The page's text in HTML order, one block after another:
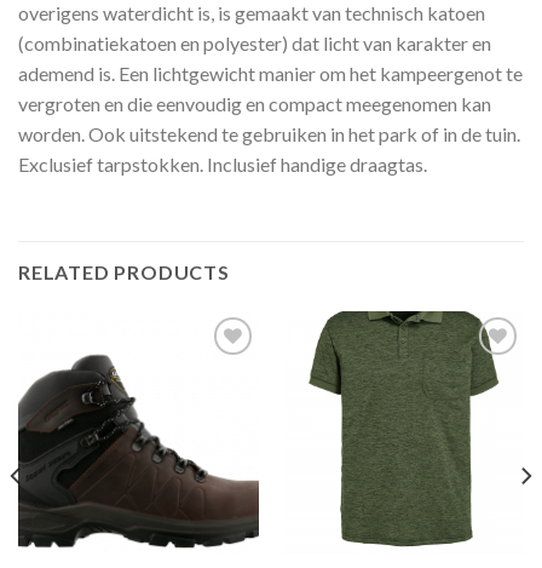
overigens waterdicht is, is gemaakt van technisch katoen
(combinatiekatoen en polyester) dat licht van karakter en
ademend is. Een lichtgewicht manier om het kampeergenot te
vergroten en die eenvoudig en compact meegenomen kan
worden. Ook uitstekend te gebruiken in het park of in de tuin.
Exclusief tarpstokken. Inclusief handige draagtas.
RELATED PRODUCTS
Toevoegen
aan
verlanglijst